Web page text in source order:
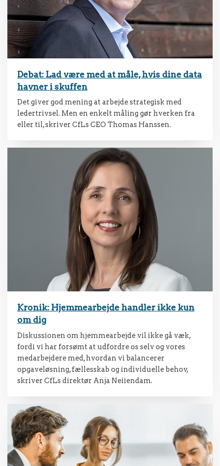
Debat: Lad være med at måle, hvis dine data
havner i skuffen
Det giver god mening at arbejde strategisk med
ledertrivsel. Men en enkelt måling gør hverken fra
eller til, skriver CfLs CEO Thomas Hanssen.
Kronik: Hjemmearbejde handler ikke kun
om dig
Diskussionen om hjemmearbejde vil ikke gå væk,
fordi vi har forsømt at udfordre os selv og vores
medarbejdere med, hvordan vi balancerer
opgaveløsning, fællesskab og individuelle behov,
skriver CfLs direktør Anja Neiiendam.